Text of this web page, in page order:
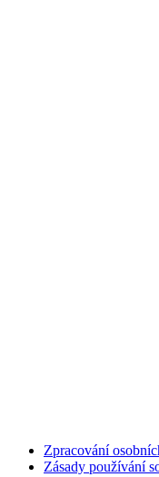
Zpracování
Zásady používání